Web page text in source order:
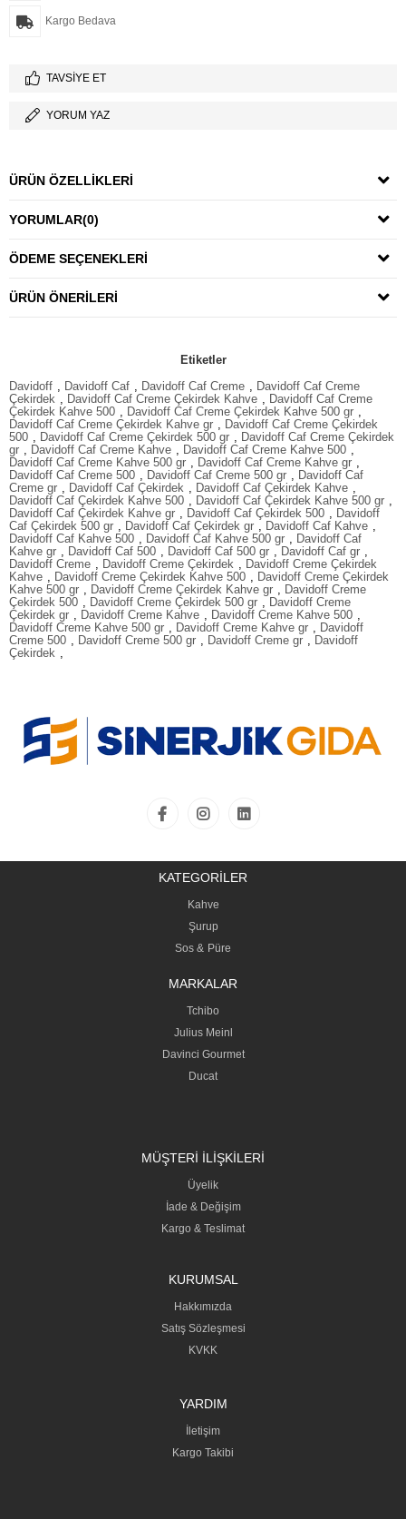
Kargo Bedava
TAVSIYE ET
YORUM YAZ
ÜRÜN ÖZELLIKLERI
YORUMLAR(0)
ÖDEME SEÇENEKLERI
ÜRÜN ÖNERILERI
Etiketler
Davidoff , Davidoff Caf , Davidoff Caf Creme , Davidoff Caf Creme
Çekirdek , Davidoff Caf Creme Çekirdek Kahve , Davidoff Caf Creme
Çekirdek Kahve 500 , Davidoff Caf Creme Çekirdek Kahve 500 gr ,
Davidoff Caf Creme Çekirdek Kahve gr , Davidoff Caf Creme Çekirdek
500 , Davidoff Caf Creme Çekirdek 500 gr , Davidoff Caf Creme Çekirdek
gr , Davidoff Caf Creme Kahve , Davidoff Caf Creme Kahve 500 ,
Davidoff Caf Creme Kahve 500 gr , Davidoff Caf Creme Kahve gr ,
Davidoff Caf Creme 500 , Davidoff Caf Creme 500 gr , Davidoff Caf
Creme gr , Davidoff Caf Çekirdek , Davidoff Caf Çekirdek Kahve ,
Davidoff Caf Çekirdek Kahve 500 , Davidoff Caf Çekirdek Kahve 500 gr ,
Davidoff Caf Çekirdek Kahve gr , Davidoff Caf Çekirdek 500 , Davidoff
Caf Çekirdek 500 gr , Davidoff Caf Çekirdek gr , Davidoff Caf Kahve ,
Davidoff Caf Kahve 500 , Davidoff Caf Kahve 500 gr , Davidoff Caf
Kahve gr , Davidoff Caf 500 , Davidoff Caf 500 gr , Davidoff Caf gr ,
Davidoff Creme , Davidoff Creme Çekirdek , Davidoff Creme Çekirdek
Kahve , Davidoff Creme Çekirdek Kahve 500 , Davidoff Creme Çekirdek
Kahve 500 gr , Davidoff Creme Çekirdek Kahve gr , Davidoff Creme
Çekirdek 500 , Davidoff Creme Çekirdek 500 gr , Davidoff Creme
Çekirdek gr , Davidoff Creme Kahve , Davidoff Creme Kahve 500 ,
Davidoff Creme Kahve 500 gr , Davidoff Creme Kahve gr , Davidoff
Creme 500 , Davidoff Creme 500 gr , Davidoff Creme gr , Davidoff
Çekirdek ,
KATEGORİLER
Kahve
Şurup
Sos & Püre
MARKALAR
Tchibo
Julius Meinl
Davinci Gourmet
Ducat
MÜŞTERİ İLİŞKİLERİ
Üyelik
İade & Değişim
Kargo & Teslimat
KURUMSAL
Hakkımızda
Satış Sözleşmesi
KVKK
YARDIM
İletişim
Kargo Takibi